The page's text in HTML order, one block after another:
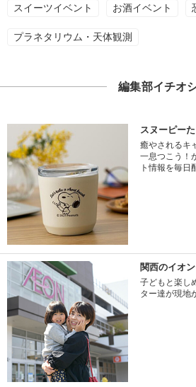
スイーツイベント お酒イベント
プラネタリウム・天体観測
編集部イチオ
スヌーピー
癒やされるキ
一息つこう！
ト情報を毎日
関西のイオ
子どもと楽し
ター達が現地